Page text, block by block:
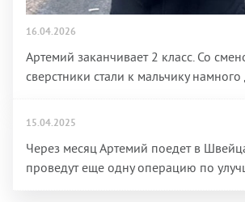
16.04.2026
Артемий заканчивает 2 класс. Со
сверстники стали к мальчику
15.04.2025
Через месяц Артемий поедет в
проведут еще одну операцию по